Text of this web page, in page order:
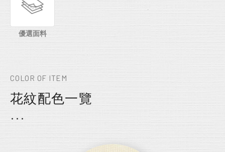
優選面料
COLOR OF ITEM
花紋配色一覽